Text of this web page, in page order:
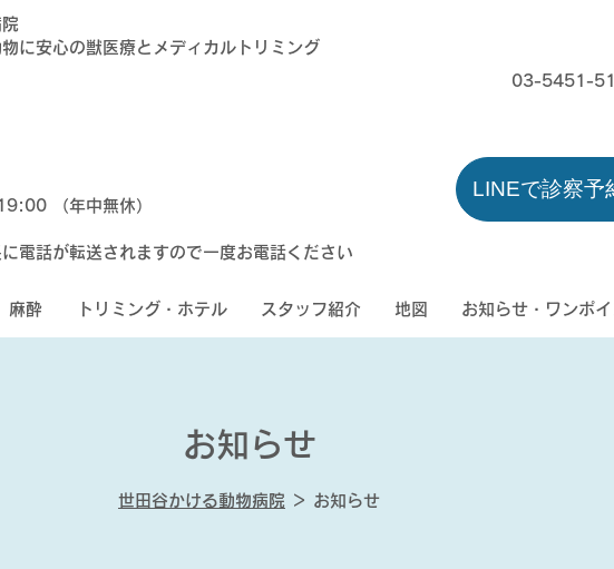
に安心の獣医療とメディカルトリミング
（年中無休）
電話が転送されますので一度お電話ください
03-5451-
LINEで診察予
麻酔 トリミング・ホテル スタッフ紹介 地図 お知らせ・ワンポイ
お知らせ
世田谷かける動物病院 ＞ お知らせ